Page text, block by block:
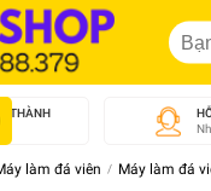
THÀNH
làm đá viên Máy làm đá